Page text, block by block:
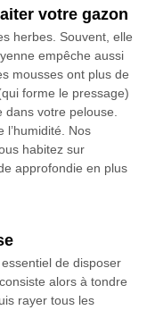
votre gazon
herbes. Souvent, elle
empêche aussi
mousses ont plus de
forme le pressage)
votre pelouse.
l’humidité. Nos
habitez sur
approfondie en plus
de disposer
alors à tondre
rayer tous les